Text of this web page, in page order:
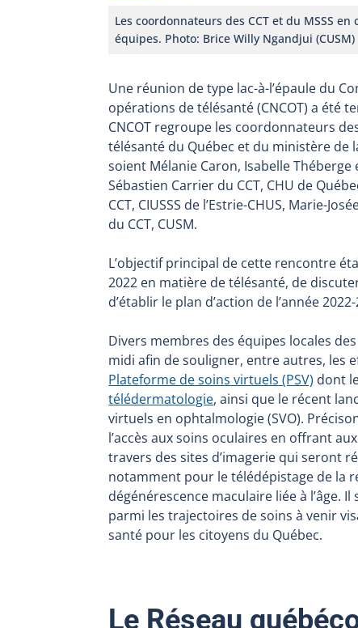
Les coordonnateurs des CCT et du MSSS
équipes. Photo: Brice Willy Ngandjui (CUSM)
Une réunion de type lac-à-l’épaule du
opérations de télésanté (CNCOT) a été
CNCOT regroupe les coordonnateurs
télésanté du Québec et du ministère de
soient Mélanie Caron, Isabelle Théberge
Sébastien Carrier du CCT, CHU de
CCT, CIUSSS de l’Estrie-CHUS, Marie-
du CCT, CUSM.
L’objectif principal de cette rencontre
2022 en matière de télésanté, de
d’établir le plan d’action de l’année
Divers membres des équipes locales
midi afin de souligner, entre autres, les
Plateforme de soins virtuels (PSV) dont
télédermatologie, ainsi que le récent
virtuels en ophtalmologie (SVO).
l’accès aux soins oculaires en offrant
travers des sites d’imagerie qui seront
notamment pour le télédépistage de la
dégénérescence maculaire liée à l’âge.
parmi les trajectoires de soins à venir
santé pour les citoyens du Québec.
Le Réseau